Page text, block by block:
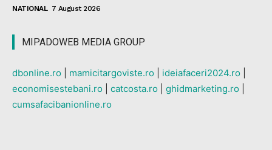
NATIONAL 7 August 2026
MIPADOWEB MEDIA GROUP
dbonline.ro mamicitargoviste.ro ideiafaceri2024.ro
economisestebani.ro
catcosta.ro ghidmarketing.ro
cumsafacibanionline.ro